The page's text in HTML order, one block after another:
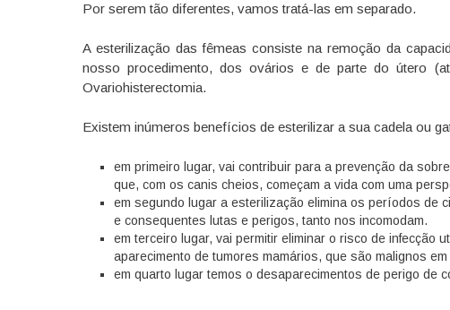
Por serem tão diferentes, vamos tratá-las em separado.
A esterilização das fêmeas consiste na remoção da
nosso procedimento, dos ovários e de parte do útero
Ovariohisterectomia.
Existem inúmeros benefícios de esterilizar a sua cadela ou
em primeiro lugar, vai contribuir para a prevenção da
que, com os canis cheios, começam a vida com uma
em segundo lugar a esterilização elimina os períodos de
e consequentes lutas e perigos, tanto nos incomodam.
em terceiro lugar, vai permitir eliminar o risco de infecção
aparecimento de tumores mamários, que são malignos
em quarto lugar temos o desaparecimentos de perigo